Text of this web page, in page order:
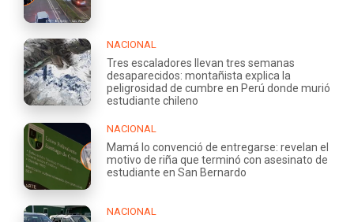
NACIONAL
Tres escaladores llevan tres semanas
desaparecidos: montañista explica la
peligrosidad de cumbre en Perú donde murió
estudiante chileno
NACIONAL
Mamá lo convenció de entregarse: revelan el
motivo de riña que terminó con asesinato de
estudiante en San Bernardo
NACIONAL